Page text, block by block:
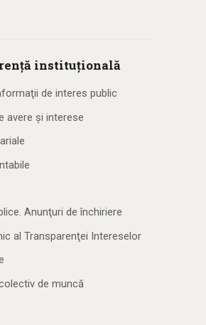
instituțională
de interes public
avere și interese
Anunţuri de închiriere
al Transparenţei Intereselor
de muncă